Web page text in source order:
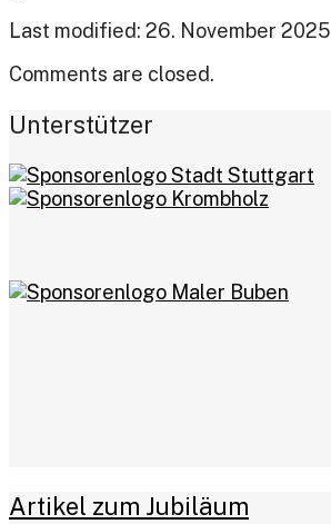
Last modified: 26. November 2025
Comments are closed.
Unterstützer
Artikel zum Jubiläum